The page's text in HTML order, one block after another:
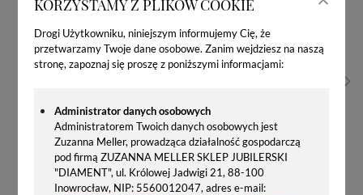
KORZYSTAMY Z PLIKÓW COOKIE
Drogi Użytkowniku, niniejszym informujemy Cię, że
przetwarzamy Twoje dane osobowe. Zanim wejdziesz na naszą
stronę, zapoznaj się proszę z poniższymi informacjami:
Administrator danych osobowych
Administratorem Twoich danych osobowych jest
Zuzanna Meller, prowadząca działalność gospodarczą
pod firmą ZUZANNA MELLER SKLEP JUBILERSKI
"DIAMENT", ul. Królowej Jadwigi 21, 88-100
Inowrocław, NIP: 5560012047, adres e-mail: